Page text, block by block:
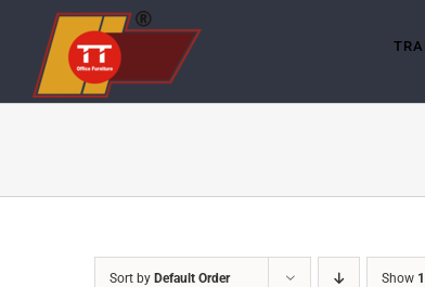
content
Sort by Default Order Show